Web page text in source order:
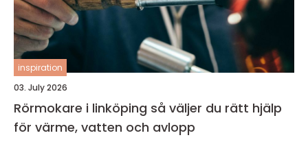
inspiration
03. July 2026
Rörmokare i linköping så väljer du rätt hjälp
för värme, vatten och avlopp